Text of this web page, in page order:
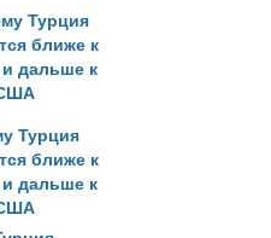
Турция
ближе к
и дальше к